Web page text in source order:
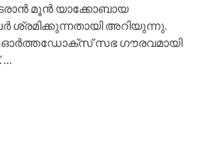
മൂന്‍ യാക്കോബായ
ശ്രമിക്കുന്നതായി അറിയുന്നു.
ഓര്‍ത്തഡോക്‌സ് സഭ ഗൗരവമായി